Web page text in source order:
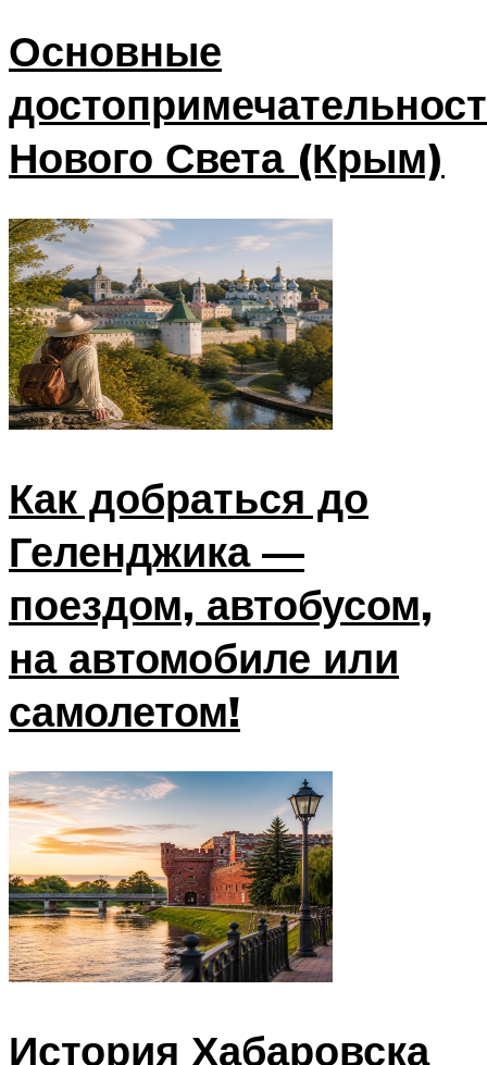
Основные
Нового Света (Крым)
Как добраться до
Геленджика —
поездом, автобусом,
на автомобиле или
самолетом!
История Хабаровска